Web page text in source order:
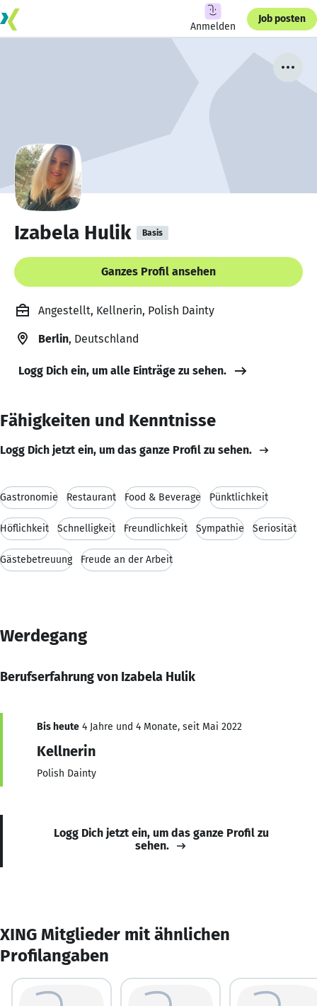
Anmelden
Job posten
Izabela Hulik Basis
Ganzes Profil ansehen
Angestellt, Kellnerin, Polish Dainty
Berlin, Deutschland
Logg Dich ein, um alle Einträge zu sehen.
Fähigkeiten und Kenntnisse
Logg Dich jetzt ein, um das ganze Profil zu sehen.
Gastronomie Restaurant Food & Beverage Pünktlichkeit
Höflichkeit Schnelligkeit Freundlichkeit Sympathie Seriosität
Gästebetreuung Freude an der Arbeit
Werdegang
Berufserfahrung von Izabela Hulik
Bis heute 4 Jahre und 4 Monate, seit Mai 2022
Kellnerin
Polish Dainty
Logg Dich jetzt ein, um das ganze Profil zu
sehen.
XING Mitglieder mit ähnlichen
Profilangaben